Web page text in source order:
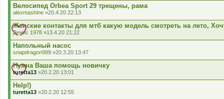
к
л
а
д
е
н
н
я
Велосипед Orbea Sport 29 трещены, рама
alexmashine »20.4.20 22:13
Женские контакты для мтб какую модель смотреть на лето,
Денис 1978 »13.4.20 21:22
Напольный насос
snapdragon999 »20.3.20 13:47
Нужна Ваша помощь новичку
turetta13 »20.2.20 13:01
Help!)
turetta13 »20.2.20 12:55